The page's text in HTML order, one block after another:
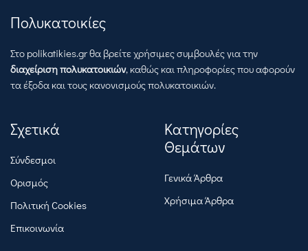
Πολυκατοικίες
Στο polikatikies.gr θα βρείτε χρήσιμες συμβουλές για την
διαχείριση πολυκατοικιών, καθώς και πληροφορίες που αφορούν
τα έξοδα και τους κανονισμούς πολυκατοικιών.
Σχετικά
Σύνδεσμοι
Ορισμός
Πολιτική Cookies
Επικοινωνία
Κατηγορίες
Θεμάτων
Γενικά Άρθρα
Χρήσιμα Άρθρα